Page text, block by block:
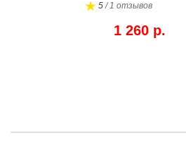
5/ 1 отзывов
1 260 р.